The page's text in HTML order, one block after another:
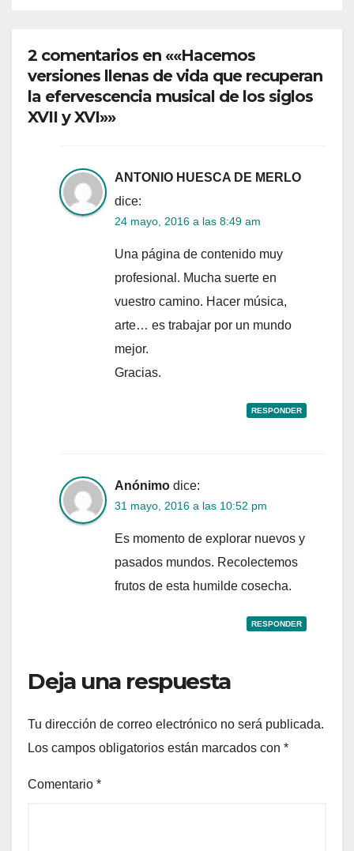
2 comentarios en ««Hacemos
versiones llenas de vida que recuperan
la efervescencia musical de los siglos
XVII y XVI»»
ANTONIO HUESCA DE MERLO
dice:
24 mayo, 2016 a las 8:49 am
Una página de contenido muy
profesional. Mucha suerte en
vuestro camino. Hacer música,
arte… es trabajar por un mundo
mejor.
Gracias.
RESPONDER
Anónimo dice:
31 mayo, 2016 a las 10:52 pm
Es momento de explorar nuevos y
pasados mundos. Recolectemos
frutos de esta humilde cosecha.
RESPONDER
Deja una respuesta
Tu dirección de correo electrónico no será publicada.
Los campos obligatorios están marcados con *
Comentario *